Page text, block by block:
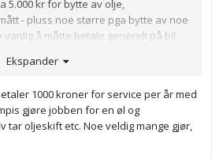
5.000 kr for bytte av olje,
- pluss noe større pga bytte av noe
vanlig å måtte betale generelt på bil
1.000 kr for service hvert år, og
Toyota som folk skryter er så god
osv.
Yaris?
Ekspander
1000 kroner for service per år med
gjøre jobben for en øl og
tar oljeskift etc. Noe veldig mange gjør,